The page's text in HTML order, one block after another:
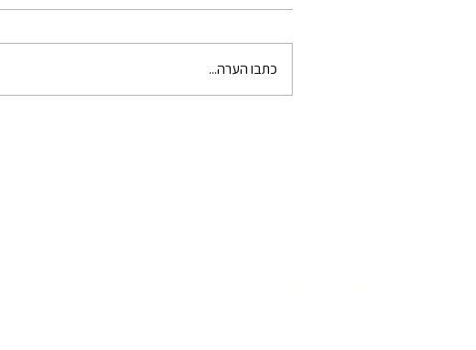
כתבו הערה...